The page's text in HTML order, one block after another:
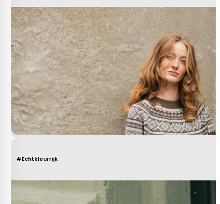
#Echtkleurrijk